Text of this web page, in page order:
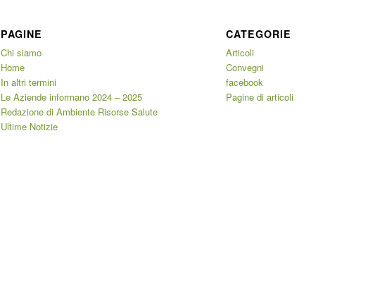
PAGINE
Chi siamo
Home
In altri termini
Le Aziende informano 2024 – 2025
Redazione di Ambiente Risorse Salute
Ultime Notizie
CATEGORIE
Articoli
Convegni
facebook
Pagine di articoli